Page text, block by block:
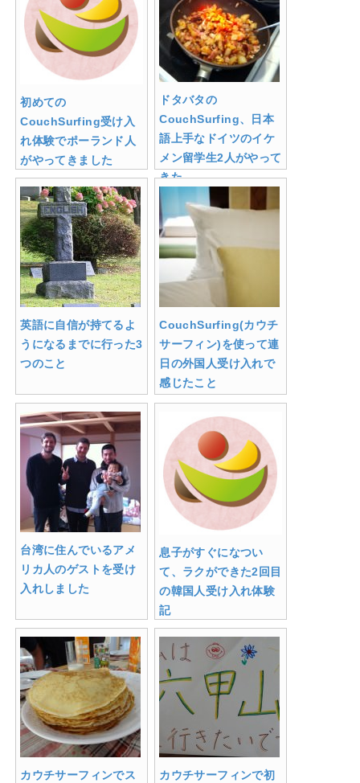
初めての
CouchSurfing受け入
れ体験でポーランド人
がやってきました
ドタバタの
CouchSurfing、日本
語上手なドイツのイケ
メン留学生2人がやって
きた
英語に自信が持てるよ
うになるまでに行った3
つのこと
CouchSurfing(カウチ
サーフィン)を使って連
日の外国人受け入れで
感じたこと
台湾に住んでいるアメ
リカ人のゲストを受け
入れしました
息子がすぐになつい
て、ラクができた2回目
の韓国人受け入れ体験
記
カウチサーフィンでス
カウチサーフィンで初